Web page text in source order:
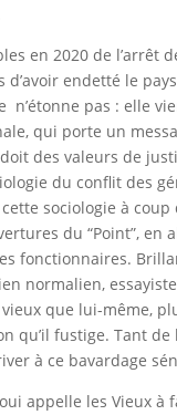
en 2020 de l’arrêt
d’avoir endetté le
n’étonne pas : elle
qui porte un
des valeurs de
du conflit des
sociologie à
du “Point”, en
fonctionnaires.
normalien,
que lui-même,
qu’il fustige. Tant
à ce bavardage
appelle les Vieux à